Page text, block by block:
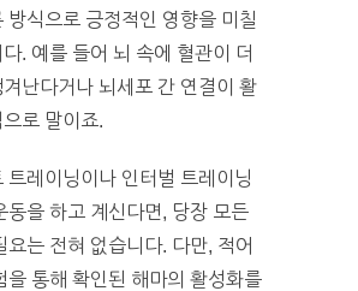
방식으로 긍정적인 영향을 미칠
. 예를 들어 뇌 속에 혈관이 더
난다거나 뇌세포 간 연결이 활
로 말이죠.
트레이닝이나 인터벌 트레이닝
동을 하고 계신다면, 당장 모든
요는 전혀 없습니다. 다만, 적어
을 통해 확인된 해마의 활성화를